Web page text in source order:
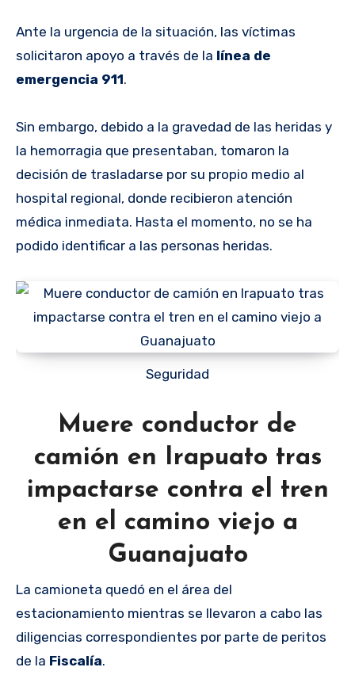
Ante la urgencia de la situación, las víctimas
solicitaron apoyo a través de la línea de
emergencia 911.
Sin embargo, debido a la gravedad de las heridas y
la hemorragia que presentaban, tomaron la
decisión de trasladarse por su propio medio al
hospital regional, donde recibieron atención
médica inmediata. Hasta el momento, no se ha
podido identificar a las personas heridas.
Seguridad
Muere conductor de
camión en Irapuato tras
impactarse contra el tren
en el camino viejo a
Guanajuato
La camioneta quedó en el área del
estacionamiento mientras se llevaron a cabo las
diligencias correspondientes por parte de peritos
de la Fiscalía.